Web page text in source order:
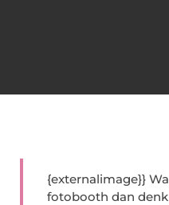
{externalimage}}
fotobooth dan